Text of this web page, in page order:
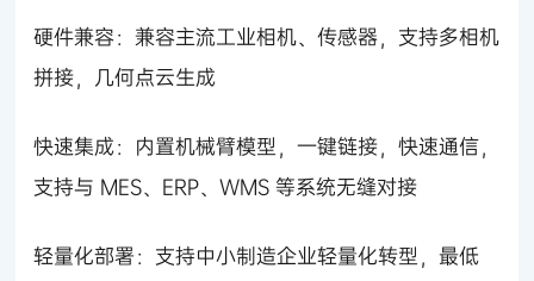
硬件兼容：兼容主流工业相机、传感器，支持多相机
拼接，几何点云生成
快速集成：内置机械臂模型，一键链接，快速通信，
支持与 MES、ERP、WMS 等系统无缝对接
轻量化部署：支持中小制造企业轻量化转型，最低